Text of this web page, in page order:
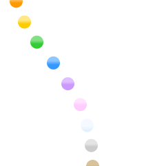
橙色の花のフリー写真素材
黄色の花のフリー写真素材
緑色の花のフリー写真素材
青色の花のフリー写真素材
紫色の花のフリー写真素材
白色の花のフリー写真素材
昆虫のフリー写真素材